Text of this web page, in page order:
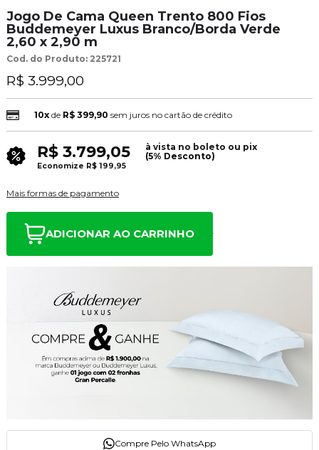
Jogo De Cama Queen Trento 800 Fios
Buddemeyer Luxus Branco/Borda Verde
2,60 x 2,90 m
Cod. do Produto: 225721
R$ 3.999,00
10xde R$ 399,90 sem juros no cartão de crédito
R$ 3.799,05
à vista no boleto ou pix
(5% Desconto)
Economize R$ 199,95
Mais formas de pagamento
ADICIONAR AO CARRINHO
Compre Pelo WhatsApp